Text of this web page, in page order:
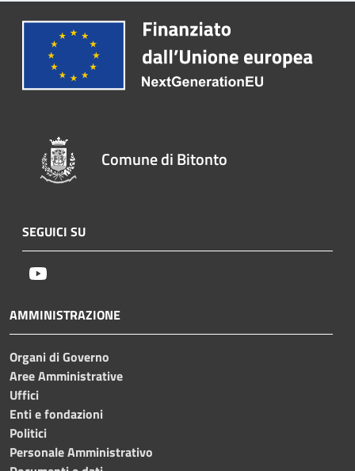
Comune di Bitonto
SEGUICI SU
AMMINISTRAZIONE
Organi di Governo
Aree Amministrative
Uffici
Enti e fondazioni
Politici
Personale Amministrativo